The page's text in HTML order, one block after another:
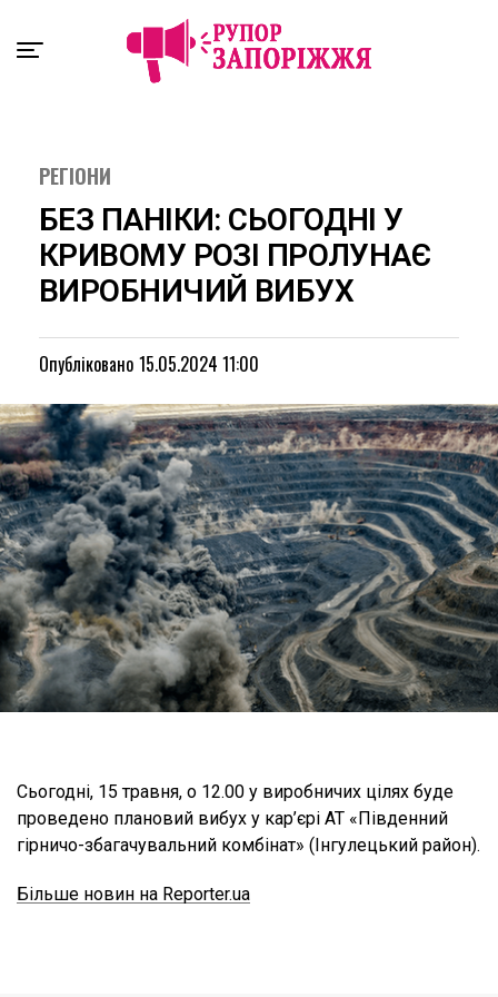
РЕГІОНИ
БЕЗ ПАНІКИ: СЬОГОДНІ У
КРИВОМУ РОЗІ ПРОЛУНАЄ
ВИРОБНИЧИЙ ВИБУХ
Опубліковано 15.05.2024 11:00
Сьогодні, 15 травня, о 12.00 у виробничих цілях буде
проведено плановий вибух у кар’єрі АТ «Південний
гірничо-збагачувальний комбінат» (Інгулецький район).
Більше новин на Reporter.ua
Exit mobile version